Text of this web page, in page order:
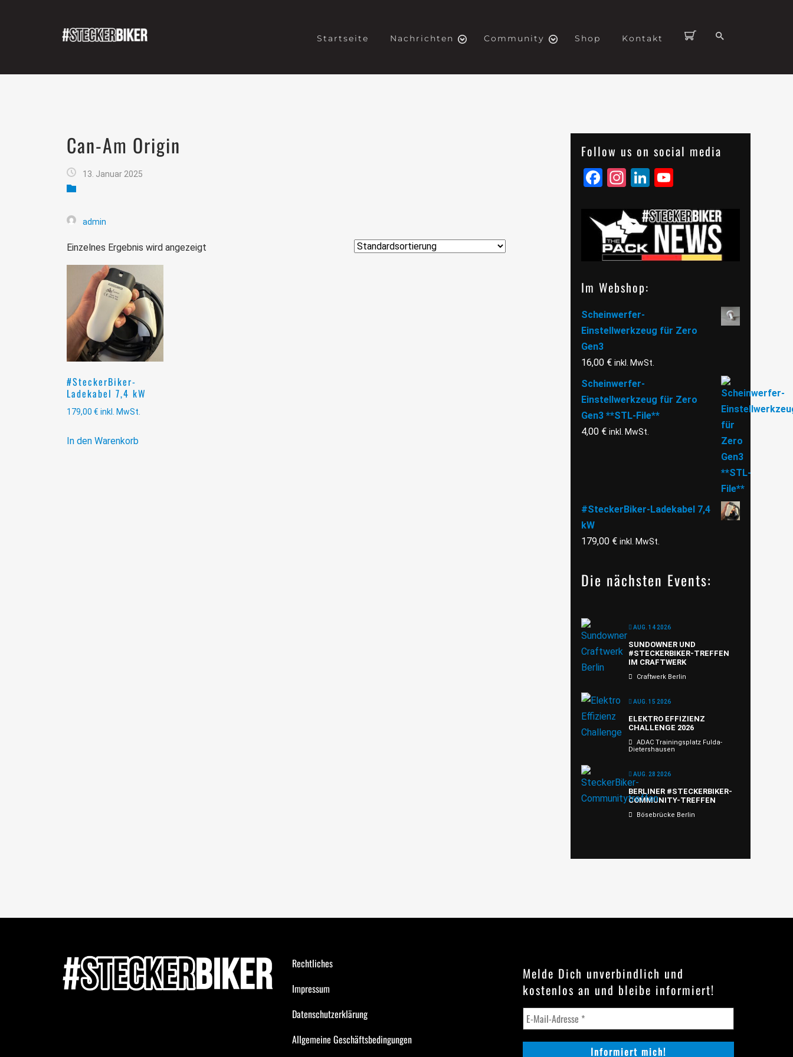
Startseite Nachrichten Community Shop Kontakt
Can-Am Origin
13. Januar 2025
admin
Einzelnes Ergebnis wird angezeigt
#SteckerBiker-
Ladekabel 7,4 kW
179,00 € inkl. MwSt.
In den Warenkorb
Follow us on social media
Facebook
Instagram
LinkedIn
Im Webshop:
Scheinwerfer-
Einstellwerkzeug für Zero
Gen3
16,00 € inkl. MwSt.
Scheinwerfer-
Einstellwerkzeug für Zero
Gen3 **STL-File**
4,00 € inkl. MwSt.
#SteckerBiker-Ladekabel 7,4
kW
179,00 € inkl. MwSt.
Die nächsten Events:
AUG. 14 2026
SUNDOWNER UND
#STECKERBIKER-TREFFEN
IM CRAFTWERK
Craftwerk Berlin
AUG. 15 2026
ELEKTRO EFFIZIENZ
CHALLENGE 2026
ADAC Trainingsplatz Fulda-
Dietershausen
AUG. 28 2026
BERLINER #STECKERBIKER-
COMMUNITY-TREFFEN
Bösebrücke Berlin
Rechtliches
Impressum
Datenschutzerklärung
Allgemeine Geschäftsbedingungen
Melde Dich unverbindlich und
kostenlos an und bleibe informiert!